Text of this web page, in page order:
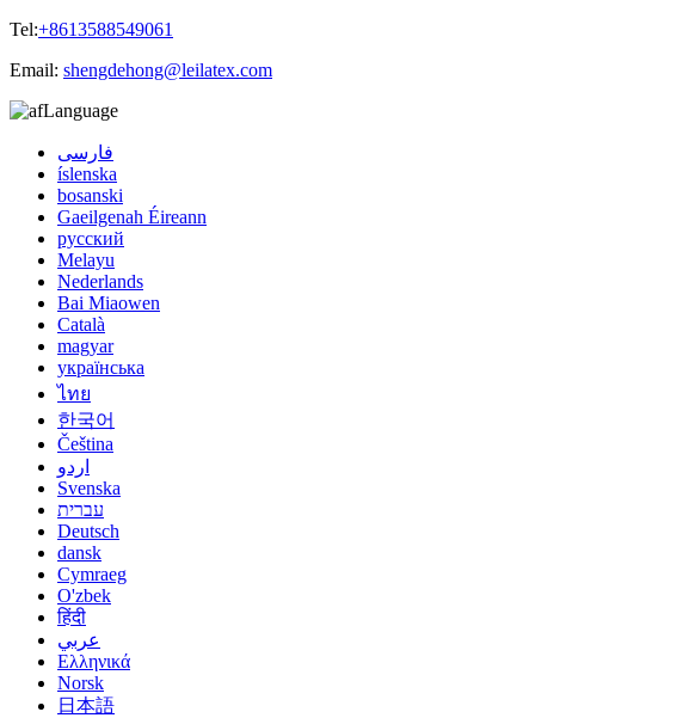
Tel:+8613588549061
Email: shengdehong@leilatex.com
Language
فارسی
íslenska
bosanski
Gaeilgenah Éireann
русский
Melayu
Nederlands
Bai Miaowen
Català
magyar
українська
ไทย
한국어
Čeština
اردو
Svenska
עברית
Deutsch
dansk
Cymraeg
O'zbek
हिंदी
عربي
Ελληνικά
Norsk
日本語